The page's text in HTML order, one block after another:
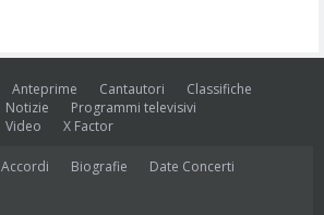
Anteprime Cantautori
Classifiche
Notizie
Programmi televisivi
Video X Factor
Accordi Biografie
Date Concerti